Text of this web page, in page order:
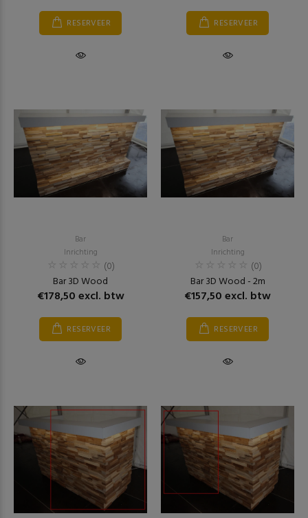
RESERVEER RESERVEER
Bar
Inrichting
(0)
Bar 3D Wood
€178,50 excl. btw
RESERVEER
Bar
Inrichting
(0)
Bar 3D Wood - 2m
€157,50 excl. btw
RESERVEER